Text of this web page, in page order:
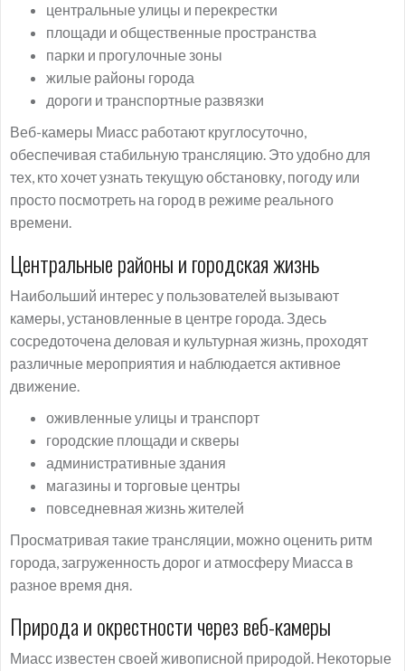
центральные улицы и перекрестки
площади и общественные пространства
парки и прогулочные зоны
жилые районы города
дороги и транспортные развязки
Веб-камеры Миасс работают круглосуточно,
обеспечивая стабильную трансляцию. Это удобно для
тех, кто хочет узнать текущую обстановку, погоду или
просто посмотреть на город в режиме реального
времени.
Центральные районы и городская жизнь
Наибольший интерес у пользователей вызывают
камеры, установленные в центре города. Здесь
сосредоточена деловая и культурная жизнь, проходят
различные мероприятия и наблюдается активное
движение.
оживленные улицы и транспорт
городские площади и скверы
административные здания
магазины и торговые центры
повседневная жизнь жителей
Просматривая такие трансляции, можно оценить ритм
города, загруженность дорог и атмосферу Миасса в
разное время дня.
Природа и окрестности через веб-камеры
Миасс известен своей живописной природой. Некоторые